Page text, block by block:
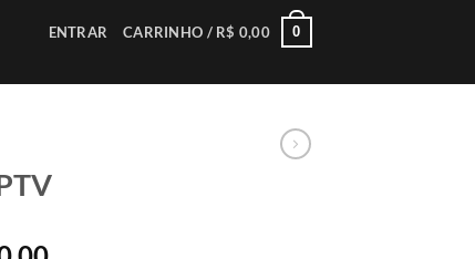
ENTRAR CARRINHO / R$ 0,00 0